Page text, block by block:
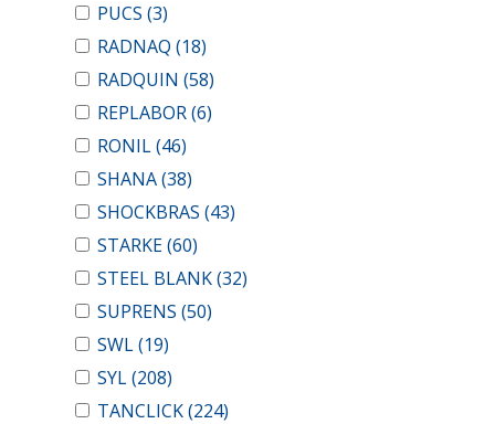
PUCS (3)
RADNAQ (18)
RADQUIN (58)
REPLABOR(6)
RONIL(46)
SHANA(38)
SHOCKBRAS (43)
STARKE(60)
STEEL BLANK(32)
SUPRENS (50)
SWL(19)
SYL(208)
TANCLICK(224)